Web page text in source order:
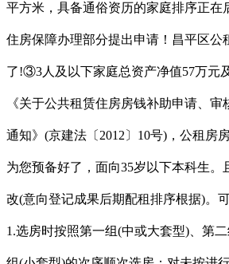
平方米，具备通俗资历的家庭排序正在
住房保障办理部分提出申请！昌平区公
了!③3人及以下家庭总资产净值57万元
《关于公共租赁住房房钱补助申请、
通知》(京建法〔2012〕10号)，公租房
为您预备好了，面向35岁以下本科生。
改(意向登记成果后期配租排序根据)。
1.选房时按照第一组(中或大套型)、第